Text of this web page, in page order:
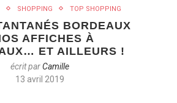
SHOPPING TOP SHOPPING
BORDEAUX
AFFICHES À
ET AILLEURS !
écrit parCamille
13 avril 2019